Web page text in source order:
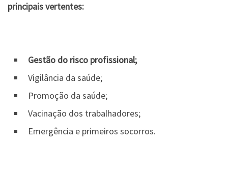
principais vertentes:
Gestão do risco profissional;
Vigilância da saúde;
Promoção da saúde;
Vacinação dos trabalhadores;
Emergência e primeiros socorros.